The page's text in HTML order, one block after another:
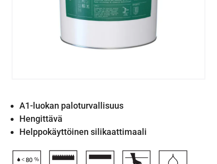
A1-luokan paloturvallisuus
Hengittävä
Helppokäyttöinen silikaattimaali
80